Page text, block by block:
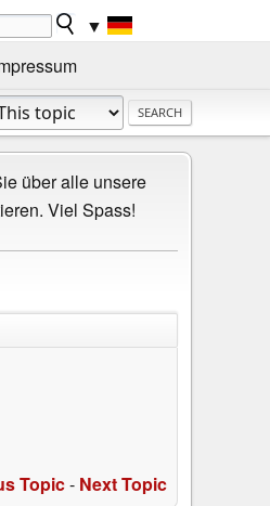
▼
über alle unsere
Viel Spass!
Topic- Next Topic